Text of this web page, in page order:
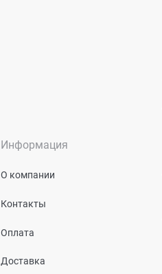
Информация
О компании
Контакты
Оплата
Доставка